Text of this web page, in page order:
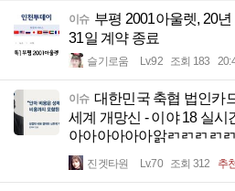
이슈 부평 2001아울렛, 20년
31일 계약 종료
슬기로움 Lv.92 조회 183
이슈 대한민국 축협 법인카
세계 개망신 - 이야 18 실시
아아아아아아앍ㄺㄺㄺㄺ
진겟타원 Lv.70 조회 312 추